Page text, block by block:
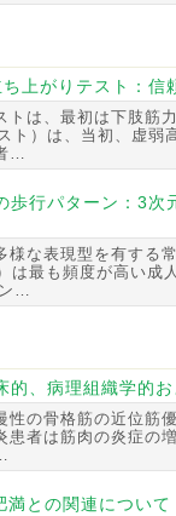
上がりテスト：信
トは、最初は下肢筋
）は、当初、虚弱
…
行パターン：3次
様な表現型を有する
最も頻度が高い成
…
、病理組織学的
性の骨格筋の近位筋
者は筋肉の炎症の
との関連について